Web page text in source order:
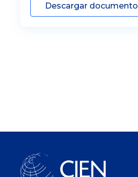
Descargar documento